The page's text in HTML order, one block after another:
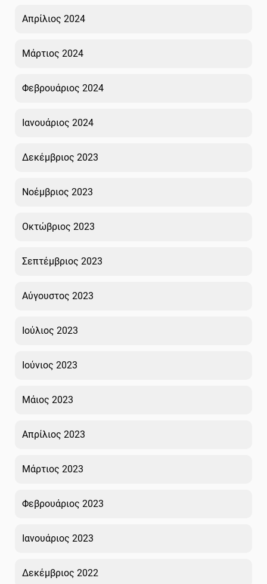
Απρίλιος 2024
Μάρτιος 2024
Φεβρουάριος 2024
Ιανουάριος 2024
Δεκέμβριος 2023
Νοέμβριος 2023
Οκτώβριος 2023
Σεπτέμβριος 2023
Αύγουστος 2023
Ιούλιος 2023
Ιούνιος 2023
Μάιος 2023
Απρίλιος 2023
Μάρτιος 2023
Φεβρουάριος 2023
Ιανουάριος 2023
Δεκέμβριος 2022